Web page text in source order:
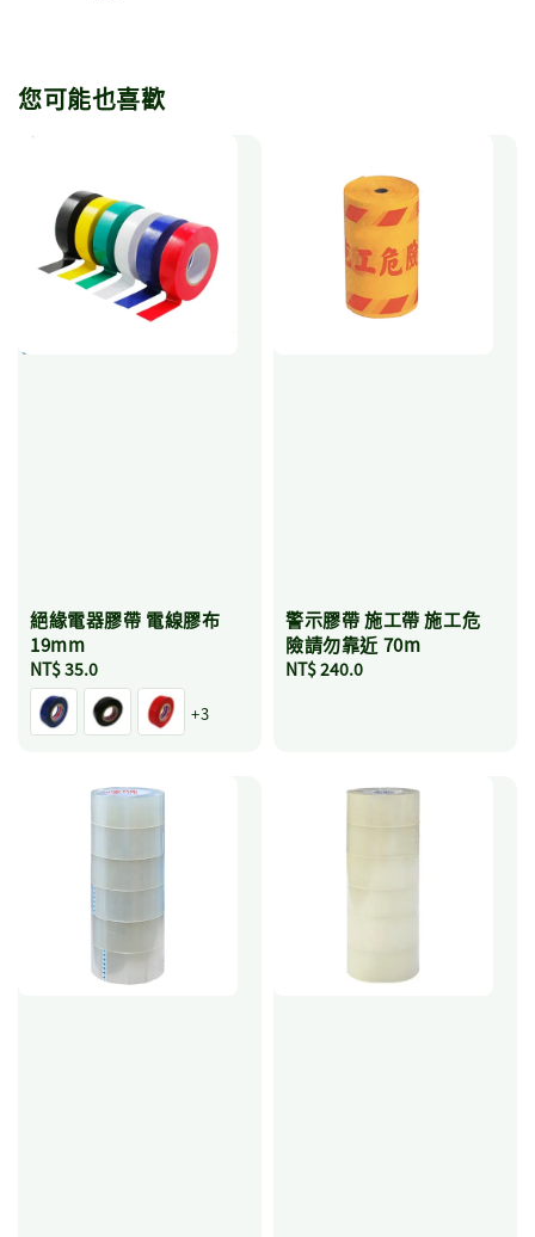
您可能也喜歡
絕緣電器膠帶 電線膠布
19mm
Regular
price
NT$ 35.0
+3
警示膠帶 施工帶 施工危
險請勿靠近 70m
Regular
NT$ 240.0